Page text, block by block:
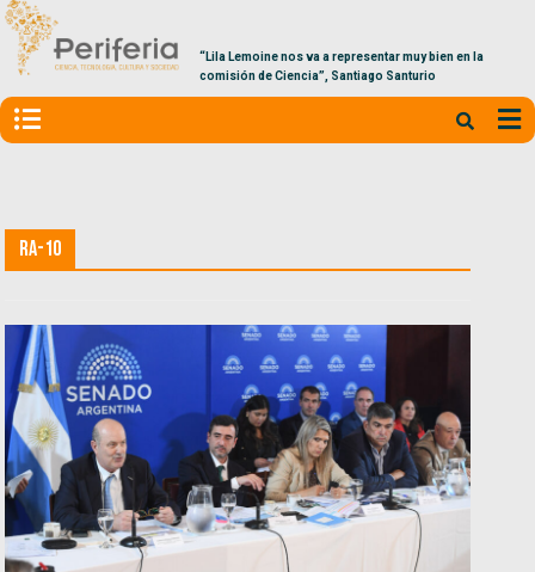
“Lila Lemoine nos va a representar muy bien en la
comisión de Ciencia”, Santiago Santurio
RA-10